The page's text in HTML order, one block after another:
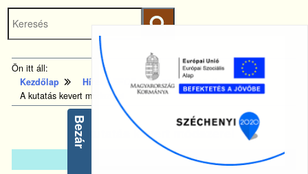
Ugrás a fő
tartalomhoz
Kezdőlapra
ugrás
Keresés
Ön itt áll:
Kezdőlap
Hírek - EFOP-5.2.2-2017-00112
A kutatás kevert módszerei
A kutatás kevert módszerei
3.
Bezár